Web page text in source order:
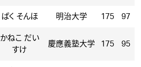
ぱく そんほ 明治大学 175 97
かねこ だい
すけ
慶應義塾大学 175 95